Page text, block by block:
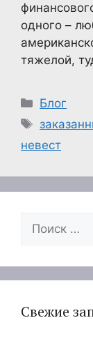
одного –
тяжелой,
Рубрики
Блог
Метки
невест
Поиск:
Свежие